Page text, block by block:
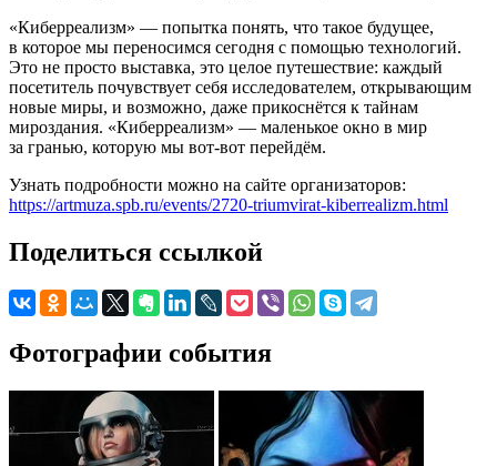
«Киберреализм» — попытка понять, что такое будущее,
в которое мы переносимся сегодня с помощью технологий.
Это не просто выставка, это целое путешествие: каждый
посетитель почувствует себя исследователем, открывающим
новые миры, и возможно, даже прикоснётся к тайнам
мироздания. «Киберреализм» — маленькое окно в мир
за гранью, которую мы вот-вот перейдём.
Узнать подробности можно на сайте организаторов:
https://artmuza.spb.ru/events/2720-triumvirat-kiberrealizm.html
Поделиться ссылкой
Фотографии события